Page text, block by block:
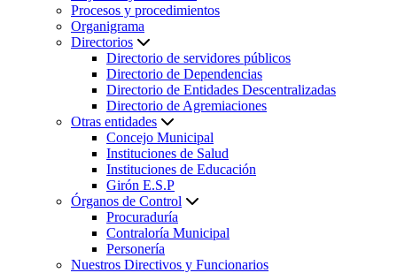
Procesos y procedimientos
Organigrama
Directorios
Directorio de servidores públicos
Directorio de Dependencias
Directorio de Entidades Descentralizadas
Directorio de Agremiaciones
Otras entidades
Concejo Municipal
Instituciones de Salud
Instituciones de Educación
Girón E.S.P
Órganos de Control
Procuraduría
Contraloría Municipal
Personería
Nuestros Directivos y Funcionarios